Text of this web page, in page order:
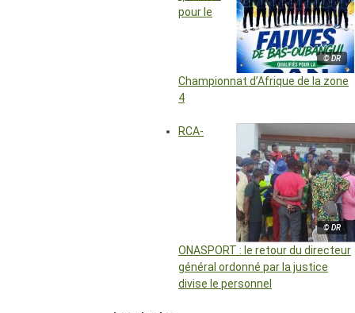
© DR
pour le
Championnat d’Afrique de la zone
4
© DR
RCA-
ONASPORT : le retour du directeur
général ordonné par la justice
divise le personnel